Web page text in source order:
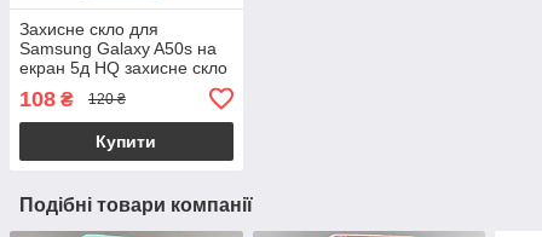
Захисне скло для
Samsung Galaxy A50s на
екран 5д HQ захисне скло
на телефон самсунг а50с
чорне HQG
108 ₴ 120 ₴
Купити
Подібні товари компанії